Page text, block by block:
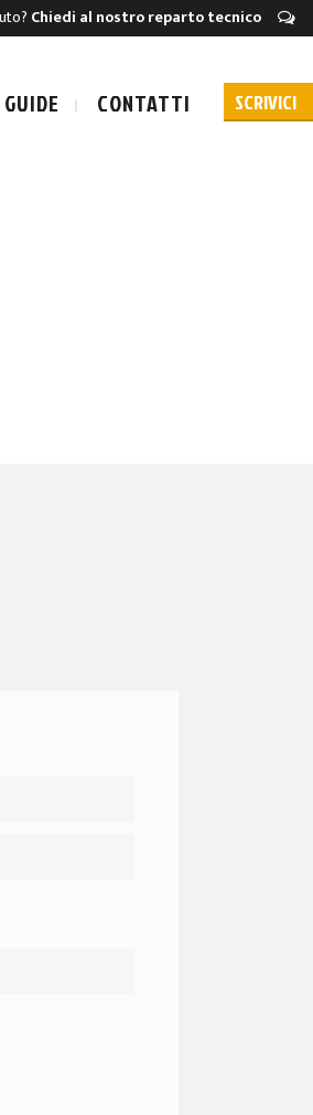
Chiedi al nostro reparto tecnico
GUIDE CONTATTI